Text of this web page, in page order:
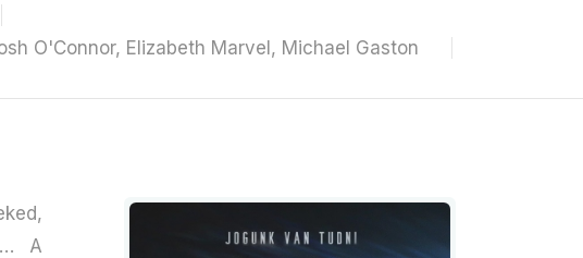
O'Connor, Elizabeth Marvel, Michael Gaston
A